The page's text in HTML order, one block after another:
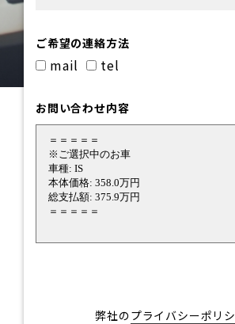
ご希望の連絡方法
mail tel
お問い合わせ内容
弊社のプライバシーポリシ